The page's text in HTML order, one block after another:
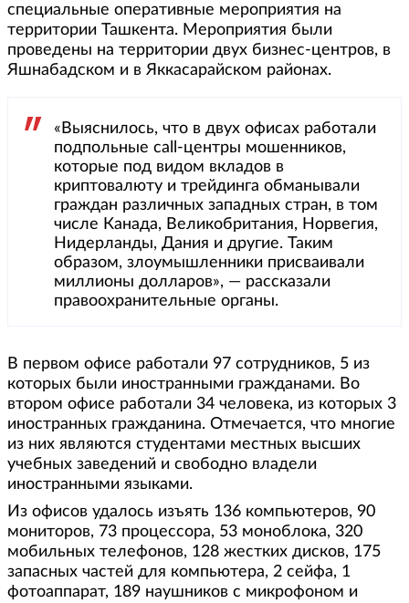
специальные оперативные мероприятия на
территории Ташкента. Мероприятия были
проведены на территории двух бизнес-центров, в
Яшнабадском и в Яккасарайском районах.
«Выяснилось, что в двух офисах работали
подпольные call-центры мошенников,
которые под видом вкладов в
криптовалюту и трейдинга обманывали
граждан различных западных стран, в том
числе Канада, Великобритания, Норвегия,
Нидерланды, Дания и другие. Таким
образом, злоумышленники присваивали
миллионы долларов», — рассказали
правоохранительные органы.
В первом офисе работали 97 сотрудников, 5 из
которых были иностранными гражданами. Во
втором офисе работали 34 человека, из которых 3
иностранных гражданина. Отмечается, что многие
из них являются студентами местных высших
учебных заведений и свободно владели
иностранными языками.
Из офисов удалось изъять 136 компьютеров, 90
мониторов, 73 процессора, 53 моноблока, 320
мобильных телефонов, 128 жестких дисков, 175
запасных частей для компьютера, 2 сейфа, 1
фотоаппарат, 189 наушников с микрофоном и